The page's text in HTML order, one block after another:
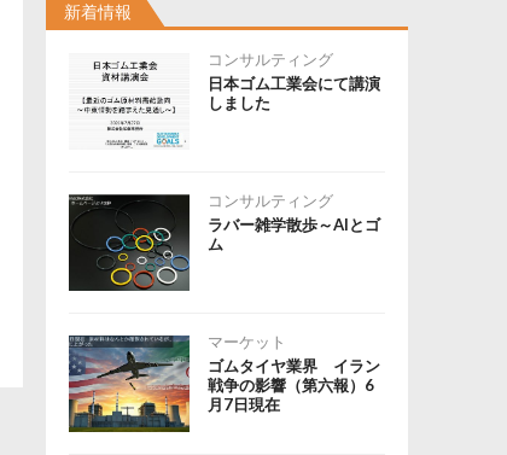
新着情報
コンサルティング
日本ゴム工業会にて講演
しました
コンサルティング
ラバー雑学散歩～AIとゴ
ム
マーケット
ゴムタイヤ業界 イラン
戦争の影響（第六報）6
月7日現在